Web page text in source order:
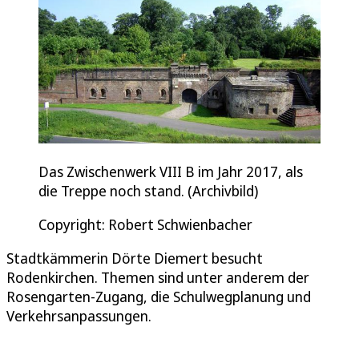
Das Zwischenwerk VIII B im Jahr 2017, als
die Treppe noch stand. (Archivbild)
Copyright: Robert Schwienbacher
Stadtkämmerin Dörte Diemert besucht
Rodenkirchen. Themen sind unter anderem der
Rosengarten-Zugang, die Schulwegplanung und
Verkehrsanpassungen.